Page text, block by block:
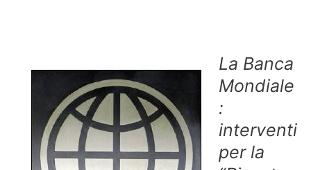
La Banca
Mondiale
:
interventi
per la